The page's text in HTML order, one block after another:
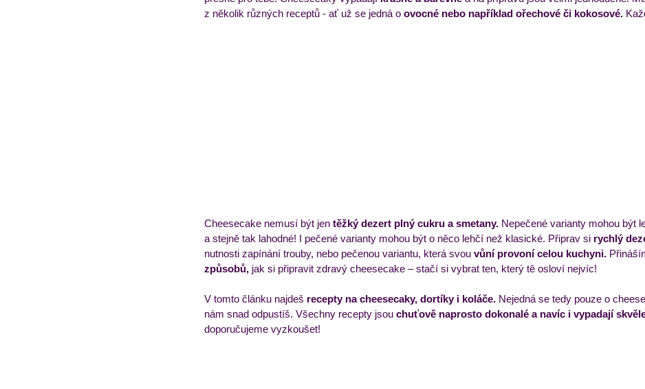
z několik různých receptů - ať už se jedná o ovocné nebo například ořechové či kokosové.
Cheesecake nemusí být jen těžký dezert plný cukru a smetany. Nepečené varianty mohou být
a stejně tak lahodné! I pečené varianty mohou být o něco lehčí než klasické. Připrav si rychlý
nutnosti zapínání trouby, nebo pečenou variantu, která svou vůní provoní celou kuchyni.
způsobů, jak si připravit zdravý cheesecake – stačí si vybrat ten, který tě osloví nejvíc!
V tomto článku najdeš recepty na cheesecaky, dortíky i koláče. Nejedná se tedy pouze o
nám snad odpustíš. Všechny recepty jsou chuťově naprosto dokonalé a navíc i vypadají
doporučujeme vyzkoušet!